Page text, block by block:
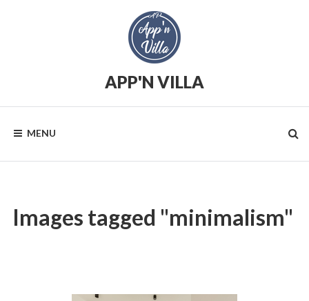
APP'N VILLA
saisonnière
MENU
Images tagged "minimalism"